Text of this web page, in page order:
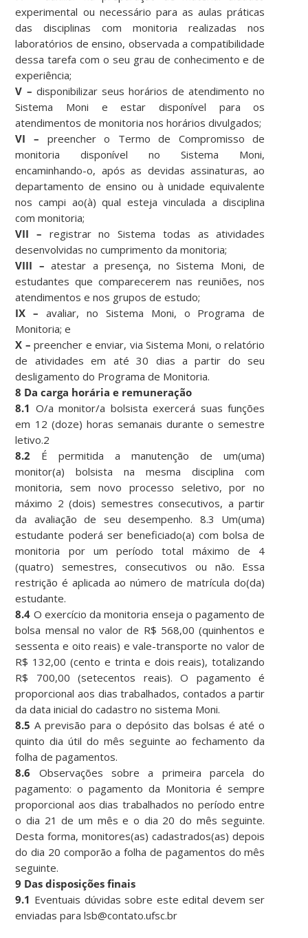
experimental ou necessário para as aulas práticas
das disciplinas com monitoria realizadas nos
laboratórios de ensino, observada a compatibilidade
dessa tarefa com o seu grau de conhecimento e de
experiência;
V – disponibilizar seus horários de atendimento no
Sistema Moni e estar disponível para os
atendimentos de monitoria nos horários divulgados;
VI – preencher o Termo de Compromisso de
monitoria disponível no Sistema Moni,
encaminhando-o, após as devidas assinaturas, ao
departamento de ensino ou à unidade equivalente
nos campi ao(à) qual esteja vinculada a disciplina
com monitoria;
VII – registrar no Sistema todas as atividades
desenvolvidas no cumprimento da monitoria;
VIII – atestar a presença, no Sistema Moni, de
estudantes que comparecerem nas reuniões, nos
atendimentos e nos grupos de estudo;
IX – avaliar, no Sistema Moni, o Programa de
Monitoria; e
X – preencher e enviar, via Sistema Moni, o relatório
de atividades em até 30 dias a partir do seu
desligamento do Programa de Monitoria.
8 Da carga horária e remuneração
8.1 O/a monitor/a bolsista exercerá suas funções
em 12 (doze) horas semanais durante o semestre
letivo.2
8.2 É permitida a manutenção de um(uma)
monitor(a) bolsista na mesma disciplina com
monitoria, sem novo processo seletivo, por no
máximo 2 (dois) semestres consecutivos, a partir
da avaliação de seu desempenho. 8.3 Um(uma)
estudante poderá ser beneficiado(a) com bolsa de
monitoria por um período total máximo de 4
(quatro) semestres, consecutivos ou não. Essa
restrição é aplicada ao número de matrícula do(da)
estudante.
8.4 O exercício da monitoria enseja o pagamento de
bolsa mensal no valor de R$ 568,00 (quinhentos e
sessenta e oito reais) e vale-transporte no valor de
R$ 132,00 (cento e trinta e dois reais), totalizando
R$ 700,00 (setecentos reais). O pagamento é
proporcional aos dias trabalhados, contados a partir
da data inicial do cadastro no sistema Moni.
8.5 A previsão para o depósito das bolsas é até o
quinto dia útil do mês seguinte ao fechamento da
folha de pagamentos.
8.6 Observações sobre a primeira parcela do
pagamento: o pagamento da Monitoria é sempre
proporcional aos dias trabalhados no período entre
o dia 21 de um mês e o dia 20 do mês seguinte.
Desta forma, monitores(as) cadastrados(as) depois
do dia 20 comporão a folha de pagamentos do mês
seguinte.
9 Das disposições finais
9.1 Eventuais dúvidas sobre este edital devem ser
enviadas para lsb@contato.ufsc.br